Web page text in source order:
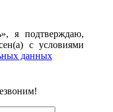
я подтверждаю,
с условиями
данных